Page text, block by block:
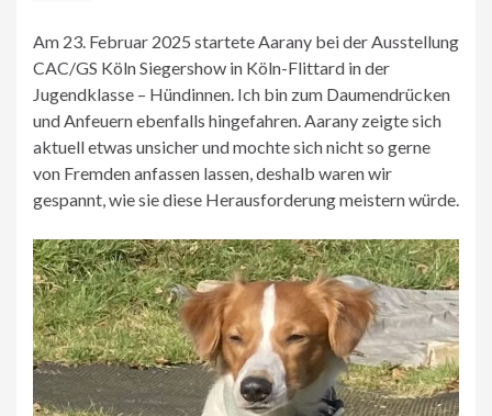
Am 23. Februar 2025 startete Aarany bei der Ausstellung
CAC/GS Köln Siegershow in Köln-Flittard in der
Jugendklasse – Hündinnen. Ich bin zum Daumendrücken
und Anfeuern ebenfalls hingefahren. Aarany zeigte sich
aktuell etwas unsicher und mochte sich nicht so gerne
von Fremden anfassen lassen, deshalb waren wir
gespannt, wie sie diese Herausforderung meistern würde.